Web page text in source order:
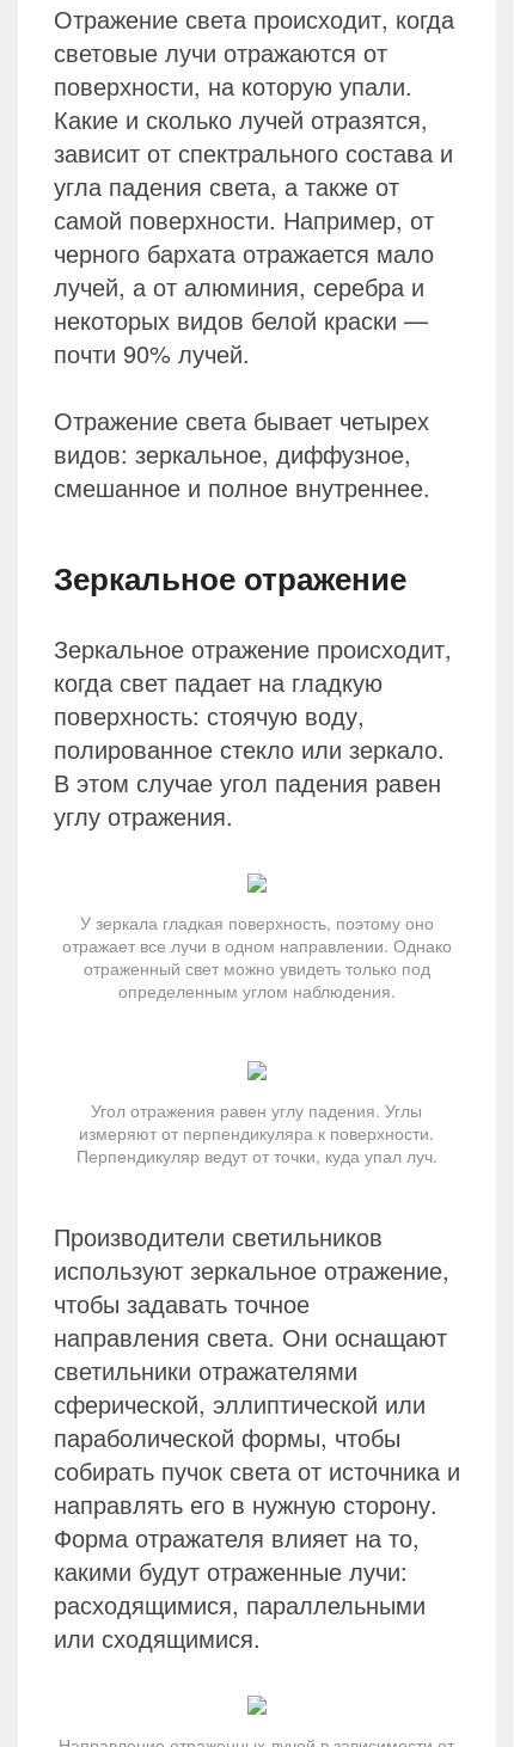
Отражение света происходит, когда
световые лучи отражаются от
поверхности, на которую упали.
Какие и сколько лучей отразятся,
зависит от спектрального состава и
угла падения света, а также от
самой поверхности. Например, от
черного бархата отражается мало
лучей, а от алюминия, серебра и
некоторых видов белой краски —
почти 90% лучей.
Отражение света бывает четырех
видов: зеркальное, диффузное,
смешанное и полное внутреннее.
Зеркальное отражение
Зеркальное отражение происходит,
когда свет падает на гладкую
поверхность: стоячую воду,
полированное стекло или зеркало.
В этом случае угол падения равен
углу отражения.
У зеркала гладкая поверхность, поэтому оно
отражает все лучи в одном направлении. Однако
отраженный свет можно увидеть только под
определенным углом наблюдения.
Угол отражения равен углу падения. Углы
измеряют от перпендикуляра к поверхности.
Перпендикуляр ведут от точки, куда упал луч.
Производители светильников
используют зеркальное отражение,
чтобы задавать точное
направления света. Они оснащают
светильники отражателями
сферической, эллиптической или
параболической формы, чтобы
собирать пучок света от источника и
направлять его в нужную сторону.
Форма отражателя влияет на то,
какими будут отраженные лучи:
расходящимися, параллельными
или сходящимися.